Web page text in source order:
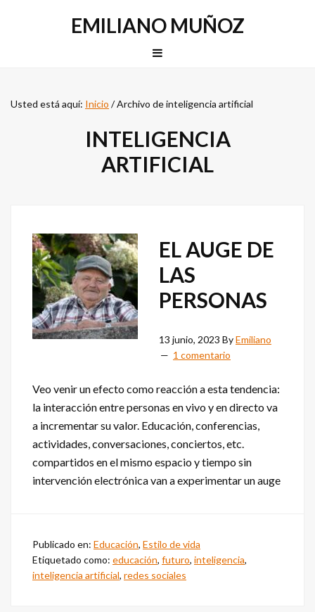
EMILIANO MUÑOZ
Usted está aquí: Inicio /Archivo de inteligencia artificial
INTELIGENCIA
ARTIFICIAL
EL AUGE DE
LAS
PERSONAS
13 junio, 2023 ByEmiliano
1 comentario
Veo venir un efecto como reacción a esta tendencia:
la interacción entre personas en vivo y en directo va
a incrementar su valor. Educación, conferencias,
actividades, conversaciones, conciertos, etc.
compartidos en el mismo espacio y tiempo sin
intervención electrónica van a experimentar un auge
Publicado en: Educación, Estilo de vida
Etiquetado como: educación, futuro, inteligencia,
inteligencia artificial, redes sociales